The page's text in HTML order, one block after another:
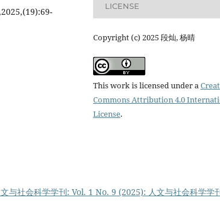
LICENSE
Copyright (c) 2025 段灿, 杨晴
This work is licensed under a
Commons Attribution 4.0
License.
文与社会科学学刊: Vol. 1 No. 9 (2025): 人文与社会科学学